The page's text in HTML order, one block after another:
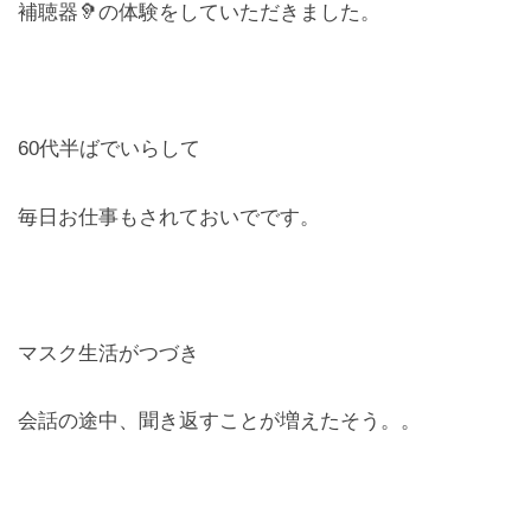
キッズ
サングラス
Hearing Aid
アクセス
補聴器🦻の体験をしていただきました。
60代半ばでいらして
毎日お仕事もされておいでです。
マスク生活がつづき
会話の途中、聞き返すことが増えたそう。。